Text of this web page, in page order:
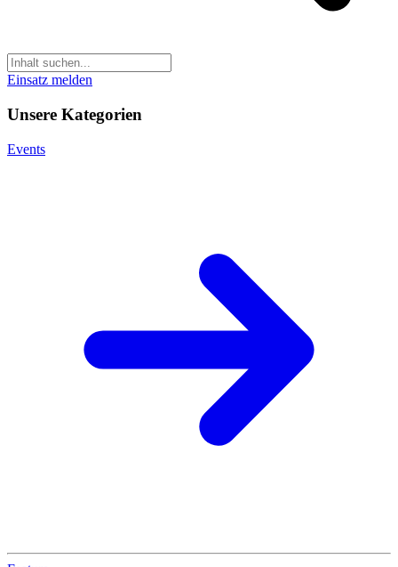
Einsatz melden
Unsere Kategorien
Events